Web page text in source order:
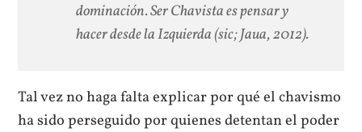
dominación. Ser Chavista es pensar y
hacer desde la Izquierda(sic; Jaua, 2012).
Tal vez no haga falta explicar por qué el chavismo
ha sido perseguido por quienes detentan el poder